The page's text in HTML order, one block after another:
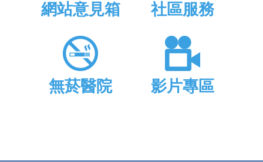
網站意見箱 社區服務
無菸醫院 影片專區